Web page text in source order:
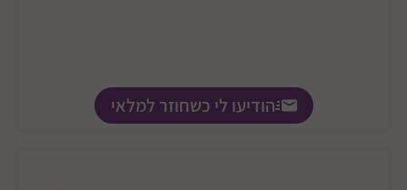
הודיעו לי כשחוזר למלאי